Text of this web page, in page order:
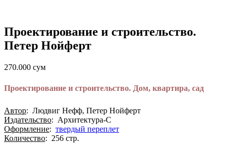
Проектирование и строительство.
Петер Нойферт
270.000 сум
Проектирование и строительство. Дом, квартира, сад
Автор: Людвиг Нефф, Петер Нойферт
Издательство: Архитектура-С
Оформление: твердый переплет
Количество: 256 стр.